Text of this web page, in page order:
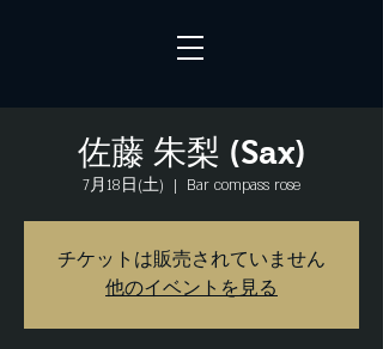
佐藤 朱梨 (Sax)
7月18日(土)
  |
Bar compass rose
チケットは販売されていません
他のイベントを見る